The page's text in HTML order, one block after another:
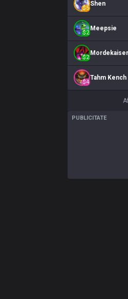
$5
Shen
$2
Meepsie
$2
Mordekaiser
$4
Tahm Kench
PUBLICITATE